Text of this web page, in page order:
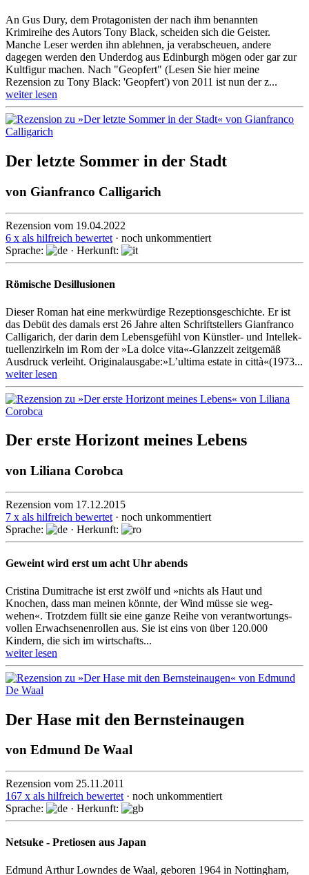
An Gus Dury, dem Protagonisten der nach ihm benannten
Krimireihe des Autors Tony Black, scheiden sich die Geister.
Manche Leser werden ihn ablehnen, ja verabscheuen, andere
dagegen werden den Underdog aus Edinburgh mögen oder gar zur
Kultfigur machen. Nach "Geopfert" (Lesen Sie hier meine
Rezension zu Tony Black: 'Geopfert') von 2011 ist nun der z...
weiter lesen
Der letzte Sommer in der Stadt
von Gianfranco Calligarich
Rezension vom 19.04.2022
6 x als hilfreich bewertet · noch unkommentiert
Sprache:
· Herkunft:
Römische Desillusionen
Dieser Roman hat eine merkwürdige Rezeptionsgeschichte. Er ist
das Debüt des damals erst 26 Jahre alten Schrift­stellers Gian­franco
Calliga­rich, der darin dem Lebens­gefühl von Künstler- und Intellek­
tuellen­zirkeln im Rom der »La dolce vita«-Glanzzeit zeitgemäß
Ausdruck verleiht. Originalausgabe:»L’ultima estate in città«(1973...
weiter lesen
Der erste Horizont meines Lebens
von Liliana Corobca
Rezension vom 17.12.2015
7 x als hilfreich bewertet · noch unkommentiert
Sprache:
· Herkunft:
Geweint wird erst um acht Uhr abends
Cristina Dumitrache ist erst zwölf und »nichts als Haut und
Knochen, dass man meinen könnte, der Wind müsse sie weg­
wehen«. Trotz­dem füllt sie eine ganze Reihe von ver­ant­wor­tungs­
vol­len Er­wach­se­nen­rollen aus. Sie ist eins von über 120.000
Kindern, die sich im wirt­schafts­...
weiter lesen
Der Hase mit den Bernsteinaugen
von Edmund De Waal
Rezension vom 25.11.2011
167 x als hilfreich bewertet · noch unkommentiert
Sprache:
· Herkunft:
Netsuke - Pretiosen aus Japan
Edmund Arthur Lowndes de Waal, geboren 1964 in Notting­ham,